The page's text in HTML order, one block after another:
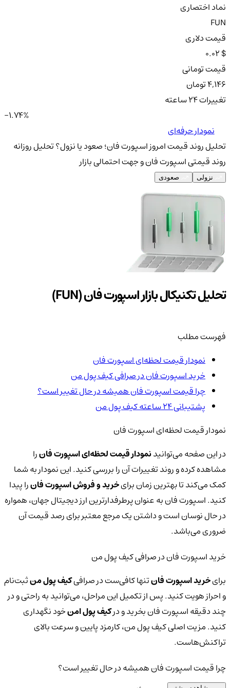
نماد اختصاری
FUN
قیمت دلاری
0.02 $
قیمت تومانی
4,146 تومان
تغییرات ۲۴ ساعته
-1.74%
نمودار حرفه‌ای
تحلیل روند قیمت امروز اسپورت فان؛ صعود یا نزول؟تحلیل روزانه
روند قیمتی اسپورت فان و جهت احتمالی بازار
نزولی صعودی
تحلیل تکنیکال بازار اسپورت فان (FUN)
فهرست مطلب
نمودار قیمت لحظه‌ای اسپورت فان
خرید اسپورت فان در صرافی کیف پول من
چرا قیمت اسپورت فان همیشه در حال تغییر است؟
پشتیبانی ۲۴ ساعته کیف پول من
نمودار قیمت لحظه‌ای اسپورت فان
در این صفحه می‌توانیدنمودار قیمت لحظه‌ای اسپورت فانرا
مشاهده کرده و روند تغییرات آن را بررسی کنید. این نمودار به شما
کمک می‌کند تا بهترین زمان برایخرید و فروش اسپورت فانرا پیدا
کنید. اسپورت فان به عنوان پرطرفدارترین ارز دیجیتال جهان، همواره
در حال نوسان است و داشتن یک مرجع معتبر برای رصد قیمت آن
ضروری می‌باشد.
خرید اسپورت فان در صرافی کیف پول من
برایخرید اسپورت فانتنها کافی‌ست در صرافیکیف پول منثبت‌نام
و احراز هویت کنید. پس از تکمیل این مراحل، می‌توانید به راحتی و در
چند دقیقه اسپورت فان بخرید و درکیف پول امنخود نگهداری
کنید. مزیت اصلی کیف پول من، کارمزد پایین و سرعت بالای
تراکنش‌هاست.
چرا قیمت اسپورت فان همیشه در حال تغییر است؟